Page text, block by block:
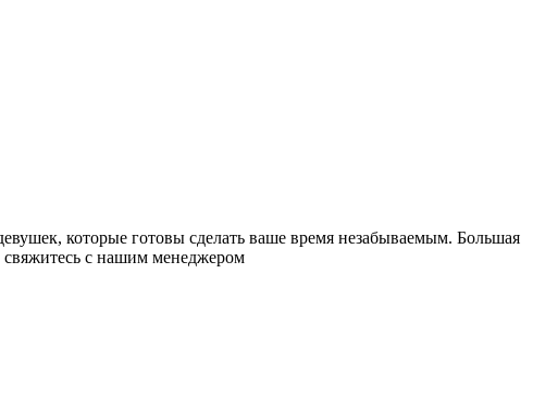
которые готовы сделать ваше время незабываемым. Большая
свяжитесь с нашим менеджером